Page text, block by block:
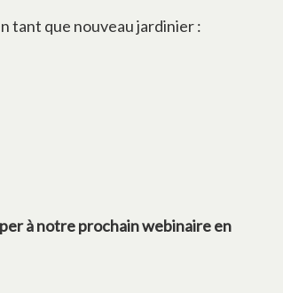
tant que nouveau jardinier :
à notre prochain webinaire en